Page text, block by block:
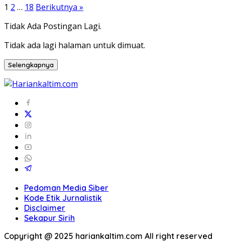
Paginasi
pos
1 2 … 18 Berikutnya »
Tidak Ada Postingan Lagi.
Tidak ada lagi halaman untuk dimuat.
Selengkapnya
Pedoman Media Siber
Kode Etik Jurnalistik
Disclaimer
Sekapur Sirih
Copyright @ 2025 hariankaltim.com All right reserved